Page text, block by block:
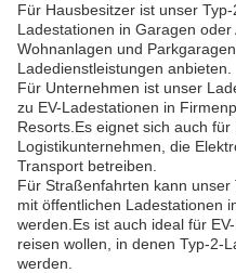
Für Hausbesitzer ist unser
Ladestationen in Garagen
Wohnanlagen und
Ladedienstleistungen anbieten.
Für Unternehmen ist unser
zu EV-Ladestationen in
Resorts.Es eignet sich auch
Logistikunternehmen, die
Transport betreiben.
Für Straßenfahrten kann
mit öffentlichen Ladestationen
werden.Es ist auch ideal für
reisen wollen, in denen Typ-2-
werden.